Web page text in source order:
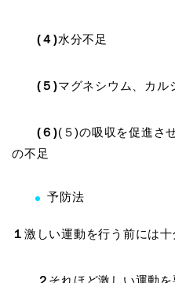
(４)水分不足
(５)マグネシウム、カル
(６)(５)の吸収を促進さ
の不足
予防法
１ 激しい運動を行う前には十